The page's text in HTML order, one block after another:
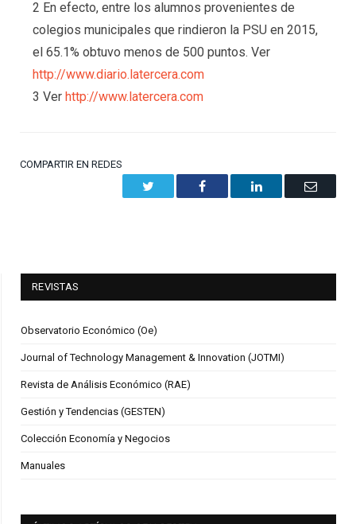
2 En efecto, entre los alumnos provenientes de
colegios municipales que rindieron la PSU en 2015,
el 65.1% obtuvo menos de 500 puntos. Ver
http://www.diario.latercera.com
3 Ver http://www.latercera.com
COMPARTIR EN REDES
Facebook LinkedIn Email
REVISTAS
Observatorio Económico (Oe)
Journal of Technology Management & Innovation (JOTMI)
Revista de Análisis Económico (RAE)
Gestión y Tendencias (GESTEN)
Colección Economía y Negocios
Manuales